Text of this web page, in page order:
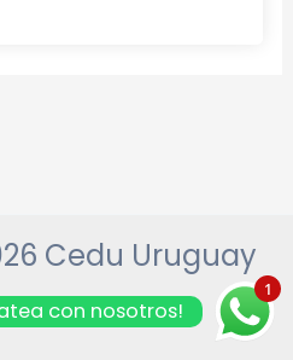
Cedu Uruguay
1
con nosotros!